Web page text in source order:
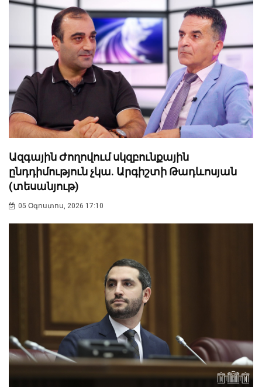
Ազգային Ժողովում սկզբունքային
ընդդիմություն չկա. Արգիշտի Թադևոսյան
(տեսանյութ)
05 Օգոստոս, 2026 17:10